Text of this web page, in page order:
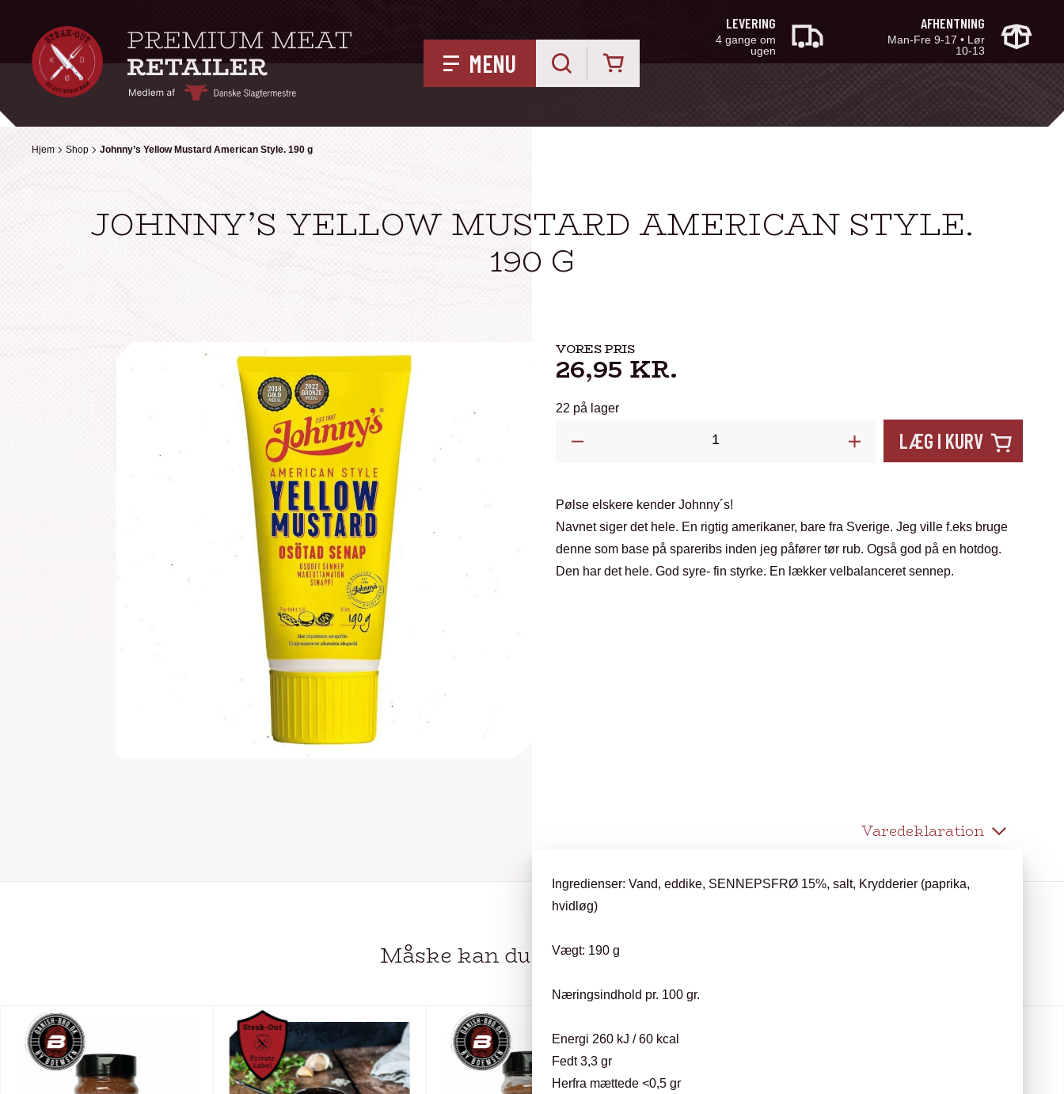
MENU
LEVERING
4 gange om
ugen
AFHENTNING
Man-Fre 9-17 • Lør
10-13
Hjem Shop Johnny’s Yellow Mustard American Style. 190 g
Hjem Shop Johnny’s Yellow Mustard American Style. 190 g
JOHNNY’S YELLOW MUSTARD AMERICAN STYLE.
190 G
VORES PRIS
26,95 KR.
22 på lager
LÆG I KURV
Pølse elskere kender Johnny´s!
Navnet siger det hele. En rigtig amerikaner, bare fra Sverige. Jeg ville f.eks bruge
denne som base på spareribs inden jeg påfører tør rub. Også god på en hotdog.
Den har det hele. God syre- fin styrke. En lækker velbalanceret sennep.
Varedeklaration
Ingredienser: Vand, eddike, SENNEPSFRØ 15%, salt, Krydderier (paprika,
hvidløg)
Vægt: 190 g
Næringsindhold pr. 100 gr.
Energi 260 kJ / 60 kcal
Fedt 3,3 gr
Herfra mættede <0,5 gr
Måske kan du OGSÅ LIDE…